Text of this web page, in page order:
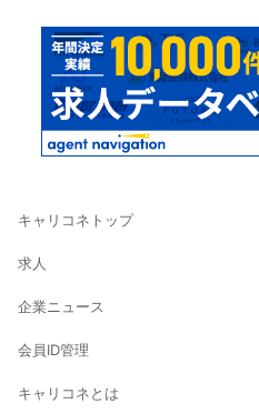
キャリコネトップ
求人
企業ニュース
会員ID管理
キャリコネとは